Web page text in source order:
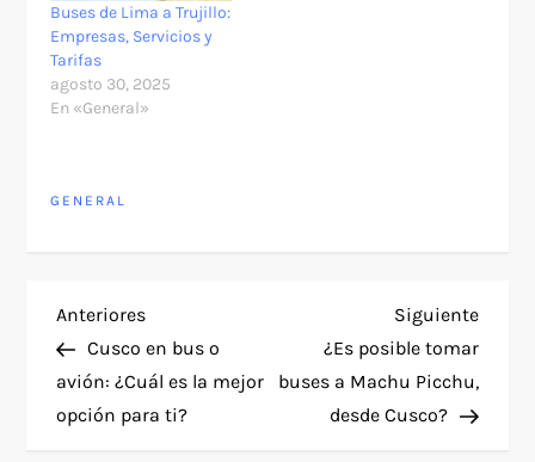
Buses de Lima a Trujillo:
Empresas, Servicios y
Tarifas
agosto 30, 2025
En «General»
GENERAL
N
a
v
Entrada
anterior
Anteriores
Cusco en bus o
avión: ¿Cuál es la mejor
opción para ti?
Siguiente
¿Es posible tomar
buses a Machu Picchu,
desde Cusco?